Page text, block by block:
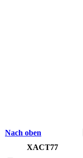
Nach oben
XACT77